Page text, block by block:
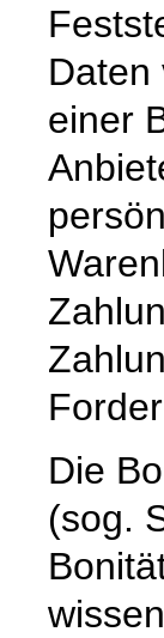
Daten
einer
Die
(sog.